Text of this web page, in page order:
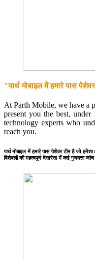
"पार्थ मोबाइल में हमारे पास
At Parth Mobile, we have a
present you the best,
technology experts who
reach you.
पार्थ मोबाइल में हमारे पास पेशेवर टीम है जो
विशेषज्ञों की महत्वपूर्ण देखरेख में कई गुणवत्ता